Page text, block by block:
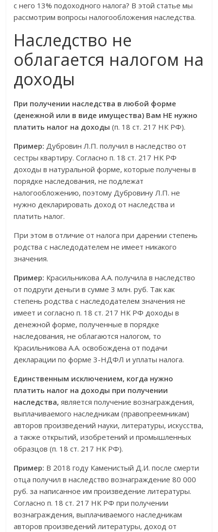
с него 13% подоходного налога? В этой статье мы
рассмотрим вопросы налогообложения наследства.
Наследство не
облагается налогом на
доходы
При получении наследства в любой форме
(денежной или в виде имущества) Вам НЕ нужно
платить налог на доходы (п. 18 ст. 217 НК РФ).
Пример: Дубровин Л.П. получил в наследство от
сестры квартиру. Согласно п. 18 ст. 217 НК РФ
доходы в натуральной форме, которые получены в
порядке наследования, не подлежат
налогообложению, поэтому Дубровину Л.П. не
нужно декларировать доход от наследства и
платить налог.
При этом в отличие от налога при дарении степень
родства с наследодателем не имеет никакого
значения.
Пример: Красильникова А.А. получила в наследство
от подруги деньги в сумме 3 млн. руб. Так как
степень родства с наследодателем значения не
имеет и согласно п. 18 ст. 217 НК РФ доходы в
денежной форме, полученные в порядке
наследования, не облагаются налогом, то
Красильникова А.А. освобождена от подачи
декларации по форме 3-НДФЛ и уплаты налога.
Единственным исключением, когда нужно
платить налог на доходы при получении
наследства, является получение вознаграждения,
выплачиваемого наследникам (правопреемникам)
авторов произведений науки, литературы, искусства,
а также открытий, изобретений и промышленных
образцов (п. 18 ст. 217 НК РФ).
Пример: В 2018 году Каменистый Д.И. после смерти
отца получил в наследство вознаграждение 80 000
руб. за написанное им произведение литературы.
Согласно п. 18 ст. 217 НК РФ при получении
вознаграждения, выплачиваемого наследникам
авторов произведений литературы, доход от